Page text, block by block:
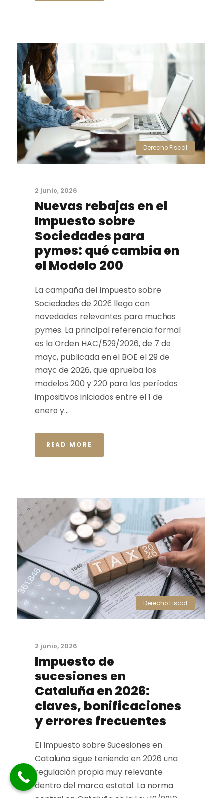
Derecho Fiscal
2 junio, 2026
Nuevas rebajas en el
Impuesto sobre
Sociedades para
pymes: qué cambia en
el Modelo 200
La campaña del Impuesto sobre
Sociedades de 2026 llega con
novedades relevantes para muchas
pymes. La principal referencia formal
es la Orden HAC/529/2026, de 7 de
mayo, publicada en el BOE el 29 de
mayo de 2026, que aprueba los
modelos 200 y 220 para los períodos
impositivos iniciados entre el 1 de
enero y...
READ MORE
Derecho Fiscal
2 junio, 2026
Impuesto de
sucesiones en
Cataluña en 2026:
claves, bonificaciones
y errores frecuentes
El Impuesto sobre Sucesiones en
Cataluña sigue teniendo en 2026 una
regulación propia muy relevante
dentro del marco estatal. La norma